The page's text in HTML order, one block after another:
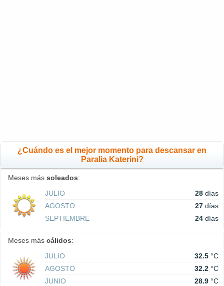
¿Cuándo es el mejor momento para descansar en
Paralia Katerini?
Meses más soleados:
JULIO
28 días
AGOSTO
27 días
SEPTIEMBRE
24 días
Meses más cálidos:
JULIO
32.5 °C
AGOSTO
32.2 °C
JUNIO
28.9 °C